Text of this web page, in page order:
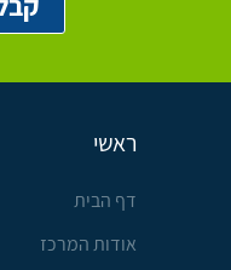
ראשי
דף הבית
אודות המרכז